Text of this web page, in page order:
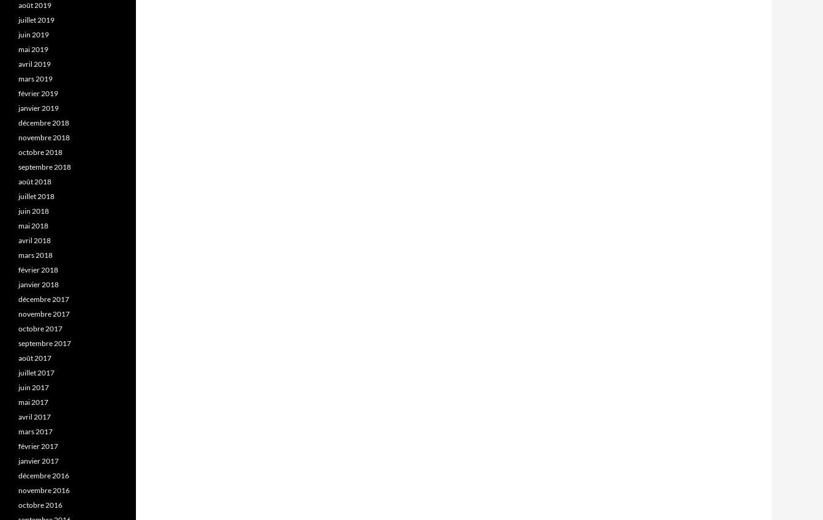
août 2019
juillet 2019
juin 2019
mai 2019
avril 2019
mars 2019
février 2019
janvier 2019
décembre 2018
novembre 2018
octobre 2018
septembre 2018
août 2018
juillet 2018
juin 2018
mai 2018
avril 2018
mars 2018
février 2018
janvier 2018
décembre 2017
novembre 2017
octobre 2017
septembre 2017
août 2017
juillet 2017
juin 2017
mai 2017
avril 2017
mars 2017
février 2017
janvier 2017
décembre 2016
novembre 2016
octobre 2016